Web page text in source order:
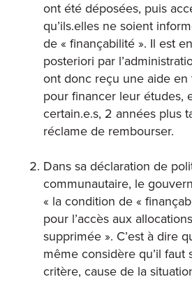
ont été déposées, puis
qu’ils.elles ne soient
de « finançabilité ». Il est
posteriori par
ont donc reçu une aide
pour financer leur études,
certain.e.s, 2 années plus
réclame de rembourser.
Dans sa déclaration de
communautaire, le
« la condition de «
pour l’accès aux
supprimée ». C’est à dire
même considère qu’il faut
critère, cause de la